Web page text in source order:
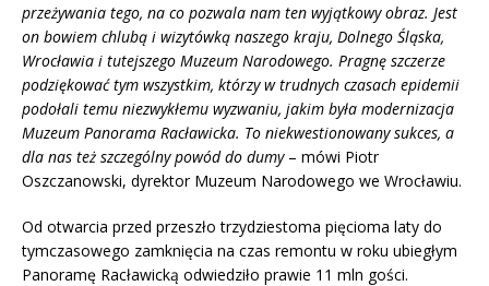
przeżywania tego, na co pozwala nam ten wyjątkowy obraz. Jest
on bowiem chlubą i wizytówką naszego kraju, Dolnego Śląska,
Wrocławia i tutejszego Muzeum Narodowego. Pragnę szczerze
podziękować tym wszystkim, którzy w trudnych czasach epidemii
podołali temu niezwykłemu wyzwaniu, jakim była modernizacja
Muzeum Panorama Racławicka. To niekwestionowany sukces, a
dla nas też szczególny powód do dumy– mówi Piotr
Oszczanowski, dyrektor Muzeum Narodowego we Wrocławiu.
Od otwarcia przed przeszło trzydziestoma pięcioma laty do
tymczasowego zamknięcia na czas remontu w roku ubiegłym
Panoramę Racławicką odwiedziło prawie 11 mln gości.